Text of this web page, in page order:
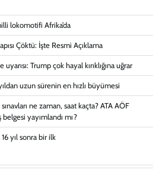
lokomotifi Afrika’da
Çöktü: İşte Resmi Açıklama
uyarısı: Trump çok hayal kırıklığına uğrar
uzun sürenin en hızlı büyümesi
ne zaman, saat kaçta? ATA AÖF
yayımlandı mı?
16 yıl sonra bir ilk